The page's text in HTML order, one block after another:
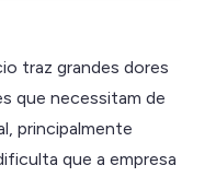
traz grandes dores
que necessitam de
principalmente
que a empresa